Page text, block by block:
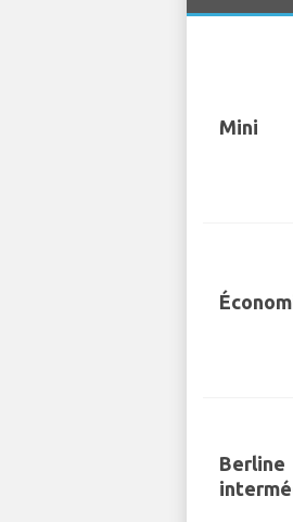
Mini
Berline